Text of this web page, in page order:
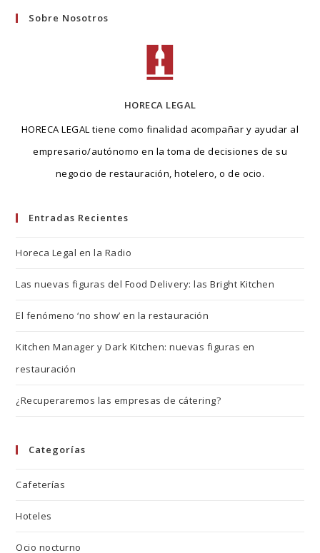
estaSobre Nosotros
HORECA LEGAL
HORECA LEGAL tiene como finalidad acompañar y ayudar al
empresario/autónomo en la toma de decisiones de su
negocio de restauración, hotelero, o de ocio.
Entradas Recientes
Horeca Legal en la Radio
Las nuevas figuras del Food Delivery: las Bright Kitchen
El fenómeno ‘no show’ en la restauración
Kitchen Manager y Dark Kitchen: nuevas figuras en
restauración
¿Recuperaremos las empresas de cátering?
Categorías
Cafeterías
Hoteles
Ocio nocturno